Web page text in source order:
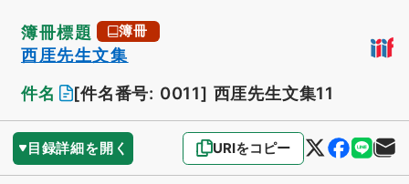
簿冊標題 簿冊
西厓先生文集
件名
[件名番号: 0011] 西厓先生文集11
目録詳細を開く URIをコピー